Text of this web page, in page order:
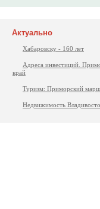
Актуально
Хабаровску - 160 лет
Адреса инвестиций.
край
Туризм: Приморский
Недвижимость